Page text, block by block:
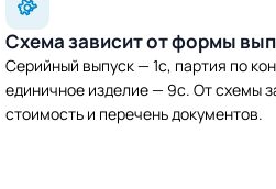
Схема зависит от формы
Серийный выпуск — 1с, партия по
единичное изделие — 9с. От схемы
стоимость и перечень документов.